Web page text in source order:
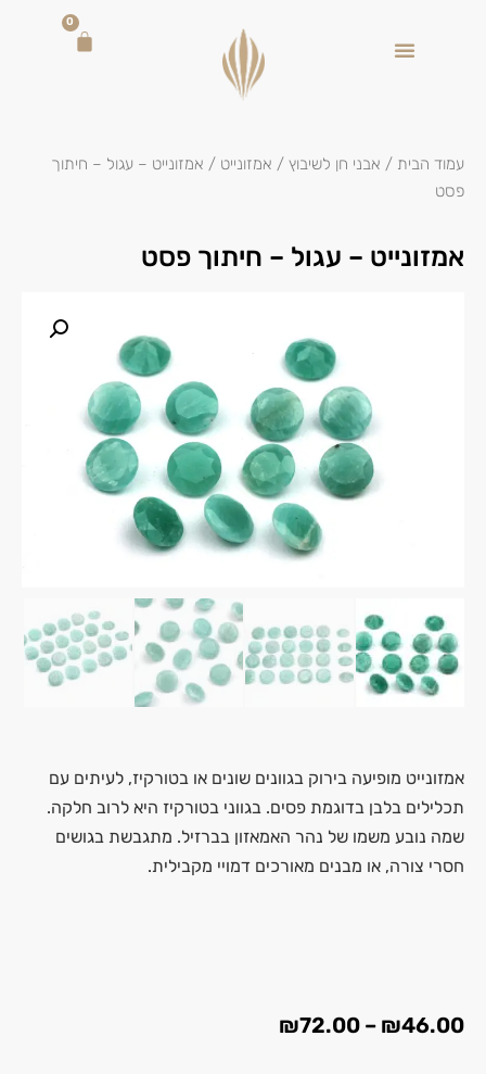
0
עמוד הבית / אבני חן לשיבוץ / אמזונייט / אמזונייט – עגול – חיתוך
פסט
אמזונייט – עגול – חיתוך פסט
אמזונייט מופיעה בירוק בגוונים שונים או בטורקיז, לעיתים עם
תכלילים בלבן בדוגמת פסים. בגווני בטורקיז היא לרוב חלקה.
שמה נובע משמו של נהר האמאזון בברזיל. מתגבשת בגושים
חסרי צורה, או מבנים מאורכים דמויי מקבילית.
₪46.00
–
₪72.00